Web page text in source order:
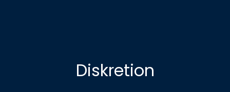
Diskretion